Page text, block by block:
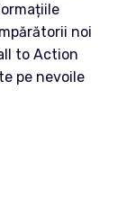
noi
to Action
pe nevoile